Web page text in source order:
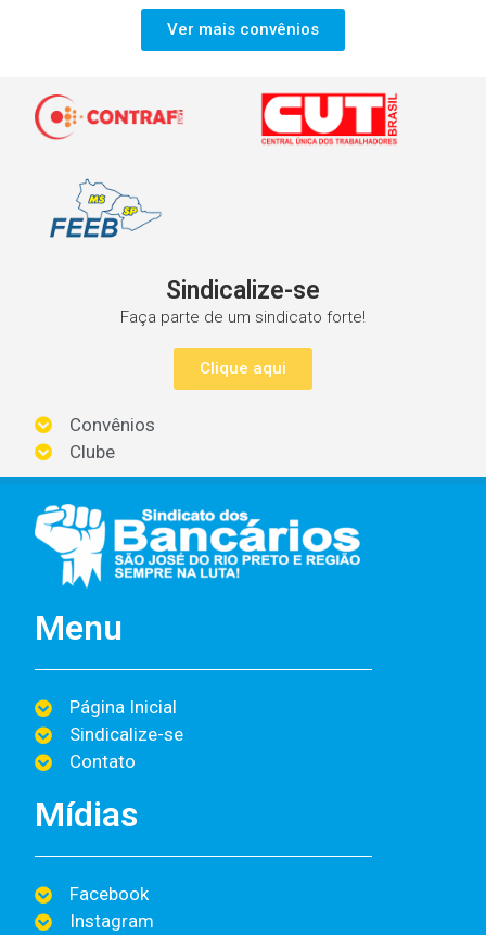
Ver mais convênios
Sindicalize-se
Faça parte de um sindicato forte!
Clique aqui
Convênios
Clube
Menu
Página Inicial
Sindicalize-se
Contato
Mídias
Facebook
Instagram